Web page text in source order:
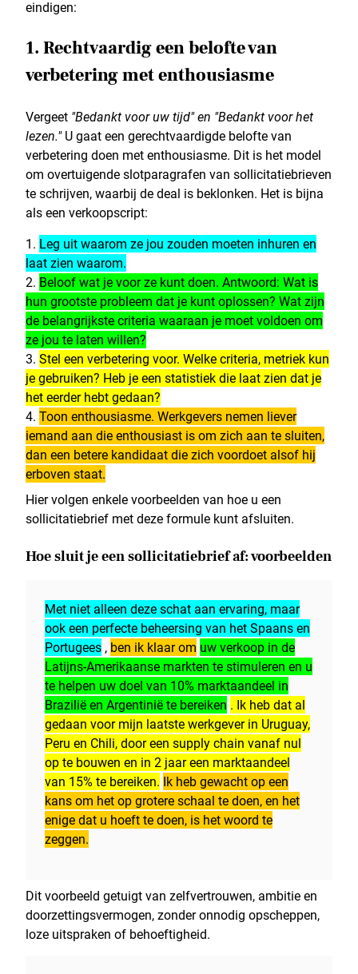
eindigen:
1. Rechtvaardig een belofte van
verbetering met enthousiasme
Vergeet "Bedankt voor uw tijd" en "Bedankt voor het
lezen."U gaat een gerechtvaardigde belofte van
verbetering doen met enthousiasme. Dit is het model
om overtuigende slotparagrafen van sollicitatiebrieven
te schrijven, waarbij de deal is beklonken. Het is bijna
als een verkoopscript:
Leg uit waarom ze jou zouden moeten inhuren en
laat zien waarom.
Beloof wat je voor ze kunt doen. Antwoord: Wat is
hun grootste probleem dat je kunt oplossen? Wat zijn
de belangrijkste criteria waaraan je moet voldoen om
ze jou te laten willen?
Stel een verbetering voor. Welke criteria, metriek kun
je gebruiken? Heb je een statistiek die laat zien dat je
het eerder hebt gedaan?
Toon enthousiasme. Werkgevers nemen liever
iemand aan die enthousiast is om zich aan te sluiten,
dan een betere kandidaat die zich voordoet alsof hij
erboven staat.
Hier volgen enkele voorbeelden van hoe u een
sollicitatiebrief met deze formule kunt afsluiten.
Hoe sluit je een sollicitatiebrief af: voorbeelden
Met niet alleen deze schat aan ervaring, maar
ook een perfecte beheersing van het Spaans en
Portugees , ben ik klaar om uw verkoop in de
Latijns-Amerikaanse markten te stimuleren en u
te helpen uw doel van 10% marktaandeel in
Brazilië en Argentinië te bereiken . Ik heb dat al
gedaan voor mijn laatste werkgever in Uruguay,
Peru en Chili, door een supply chain vanaf nul
op te bouwen en in 2 jaar een marktaandeel
van 15% te bereiken. Ik heb gewacht op een
kans om het op grotere schaal te doen, en het
enige dat u hoeft te doen, is het woord te
zeggen.
Dit voorbeeld getuigt van zelfvertrouwen, ambitie en
doorzettingsvermogen, zonder onnodig opscheppen,
loze uitspraken of behoeftigheid.